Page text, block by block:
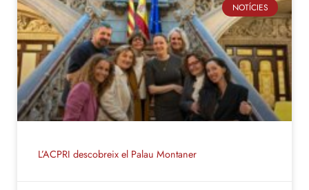
NOTÍCIES
L’ACPRI descobreix el Palau Montaner